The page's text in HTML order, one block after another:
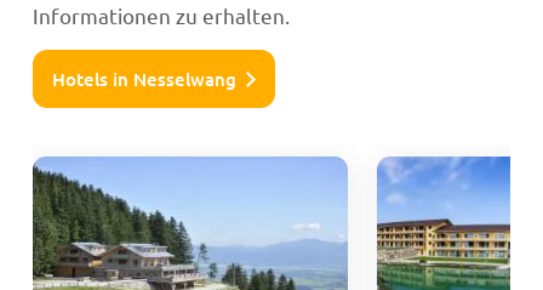
Informationen zu erhalten.
Hotels in Nesselwang